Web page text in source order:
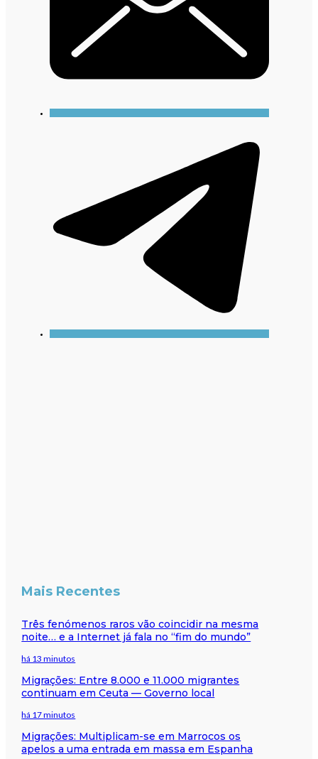
Mais Recentes
Três fenómenos raros vão coincidir na mesma
noite… e a Internet já fala no “fim do mundo”
há 13 minutos
Migrações: Entre 8.000 e 11.000 migrantes
continuam em Ceuta — Governo local
há 17 minutos
Migrações: Multiplicam-se em Marrocos os
apelos a uma entrada em massa em Espanha